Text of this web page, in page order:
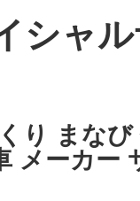
シャ
り まな
メーカー